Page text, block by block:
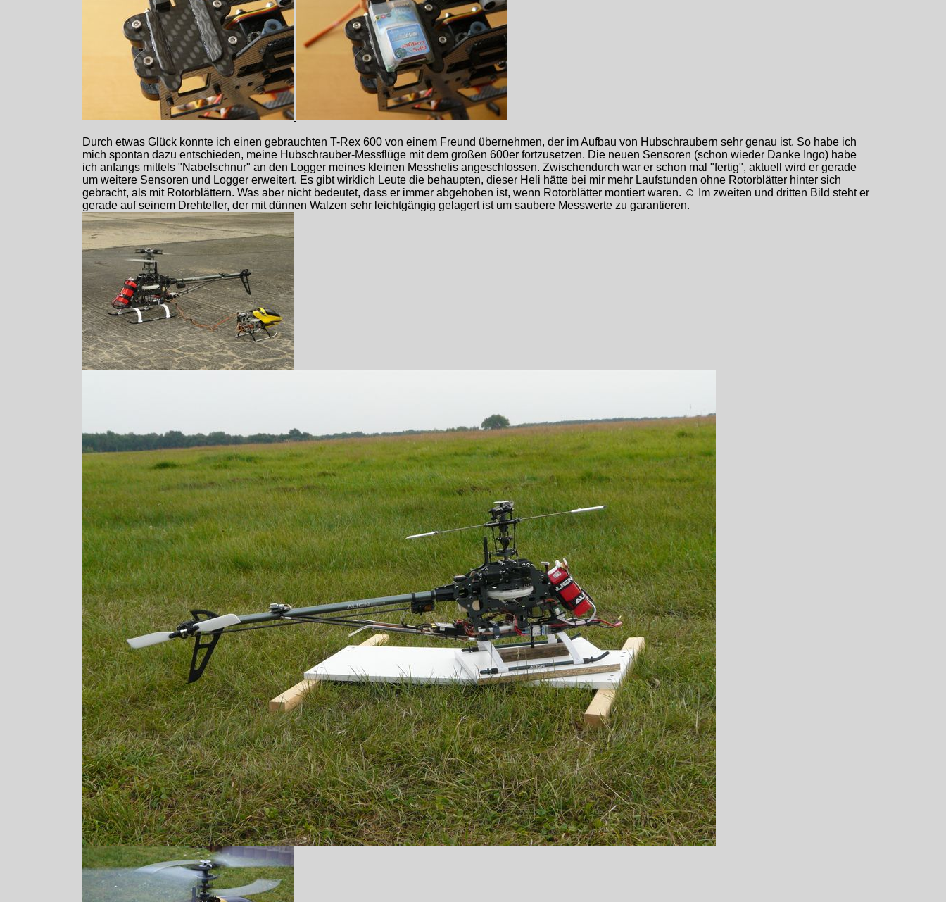
Durch etwas Glück konnte ich einen gebrauchten T-Rex 600 von einem Freund übernehmen, der im Aufbau von Hubschraubern sehr genau ist. So habe ich
mich spontan dazu entschieden, meine Hubschrauber-Messflüge mit dem großen 600er fortzusetzen. Die neuen Sensoren (schon wieder Danke Ingo) habe
ich anfangs mittels "Nabelschnur" an den Logger meines kleinen Messhelis angeschlossen. Zwischendurch war er schon mal "fertig", aktuell wird er gerade
um weitere Sensoren und Logger erweitert. Es gibt wirklich Leute die behaupten, dieser Heli hätte bei mir mehr Laufstunden ohne Rotorblätter hinter sich
gebracht, als mit Rotorblättern. Was aber nicht bedeutet, dass er immer abgehoben ist, wenn Rotorblätter montiert waren. ☺ Im zweiten und dritten Bild steht er
gerade auf seinem Drehteller, der mit dünnen Walzen sehr leichtgängig gelagert ist um saubere Messwerte zu garantieren.